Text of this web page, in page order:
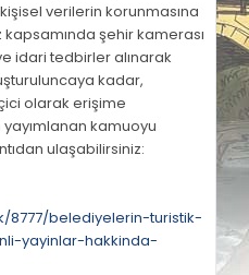
verilerin korunmasına
şehir kamerası
idari tedbirler alınarak
kadar,
olarak erişime
yayımlanan kamuoyu
ulaşabilirsiniz:
8777/belediyelerin-turistik-
yayinlar-hakkinda-